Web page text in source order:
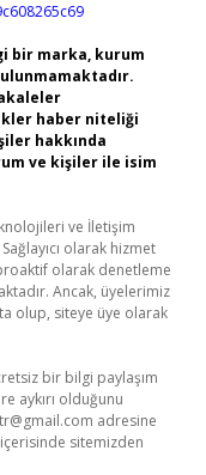
bir marka, kurum
haber niteliği
hakkında
ve kişiler ile isim
ve İletişim
olarak hizmet
olarak denetleme
Ancak, üyelerimiz
olup, siteye üye olarak
bir bilgi paylaşım
aykırı olduğunu
adresine
sitemizden